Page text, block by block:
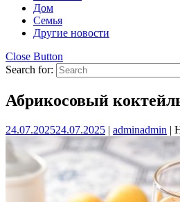
Дом
Семья
Другие новости
Close Button
Search for:
Абрикосовый
24.07.202524.07.2025 | adminadmin |